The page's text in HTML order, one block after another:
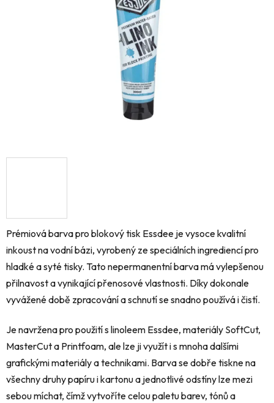
Prémiová barva pro blokový tisk Essdee je vysoce kvalitní
inkoust na vodní bázi, vyrobený ze speciálních ingrediencí pro
hladké a syté tisky. Tato nepermanentní barva má vylepšenou
přilnavost a vynikající přenosové vlastnosti. Díky dokonale
vyvážené době zpracování a schnutí se snadno používá i čistí.
Je navržena pro použití s linoleem Essdee, materiály SoftCut,
MasterCut a Printfoam, ale lze ji využít i s mnoha dalšími
grafickými materiály a technikami. Barva se dobře tiskne na
všechny druhy papíru i kartonu a jednotlivé odstíny lze mezi
sebou míchat, čímž vytvoříte celou paletu barev, tónů a